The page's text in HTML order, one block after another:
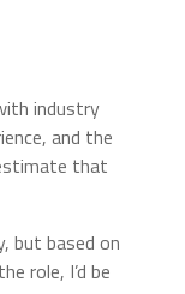
industry
and the
that
but based on
role, I’d be